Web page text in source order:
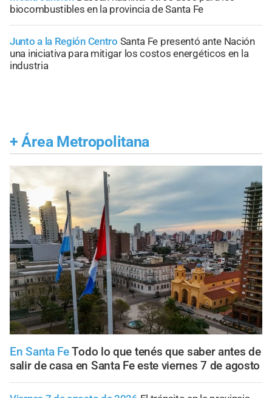
biocombustibles en la provincia de Santa Fe
Junto a la Región Centro Santa Fe presentó ante Nación
una iniciativa para mitigar los costos energéticos en la
industria
+ Área Metropolitana
En Santa FeTodo lo que tenés que saber antes de
salir de casa en Santa Fe este viernes 7 de agosto